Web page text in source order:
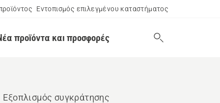
Εντοπισμός επιλεγμένου καταστήματος
προϊόντα και προσφορές
Εξοπλισμός συγκράτησης